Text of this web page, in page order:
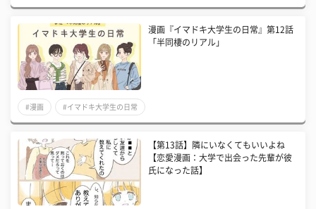
漫画『イマドキ大学生の日常』第12話
「半同棲のリアル」
#漫画 #イマドキ大学生の日常
【第13話】隣にいなくてもいいよね
【恋愛漫画：大学で出会った先輩が彼
氏になった話】